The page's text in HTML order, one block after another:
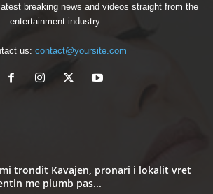
breaking news and videos straight from the
entertainment industry.
us: contact@yoursite.com
trondit Kavajen, pronari i lokalit vret
me plumb pas...